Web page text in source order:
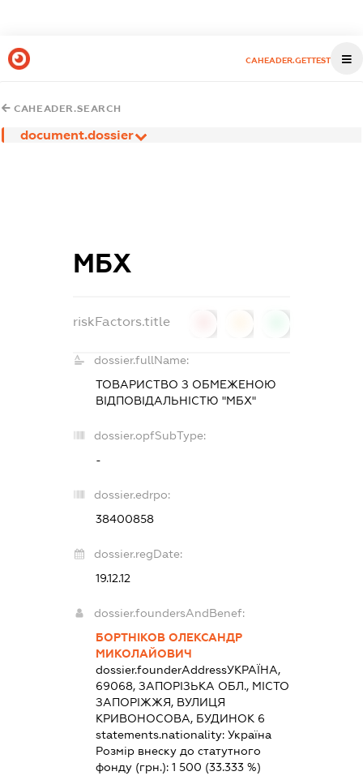
CAHEADER.GETTEST
CAHEADER.SEARCH
document.dossier
МБХ
riskFactors.title
dossier.fullName:
ТОВАРИСТВО З ОБМЕЖЕНОЮ
ВІДПОВІДАЛЬНІСТЮ "МБХ"
dossier.opfSubType:
-
dossier.edrpo:
38400858
dossier.regDate:
19.12.12
dossier.foundersAndBenef:
БОРТНІКОВ ОЛЕКСАНДР
МИКОЛАЙОВИЧ
dossier.founderAddressУКРАЇНА,
69068, ЗАПОРІЗЬКА ОБЛ., МІСТО
ЗАПОРІЖЖЯ, ВУЛИЦЯ
КРИВОНОСОВА, БУДИНОК 6
statements.nationality: Україна
Розмір внеску до статутного
фонду (грн.): 1 500 (33.333 %)